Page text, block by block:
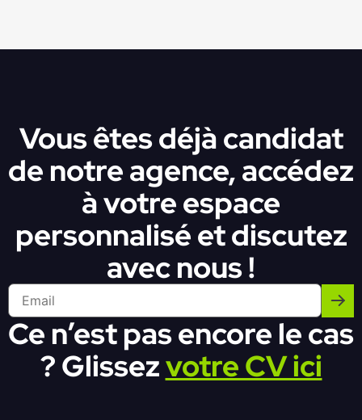
Vous êtes déjà candidat
de notre agence, accédez
à votre espace
personnalisé et discutez
avec nous !
Ce n’est pas encore le cas
? Glissezvotre CV ici